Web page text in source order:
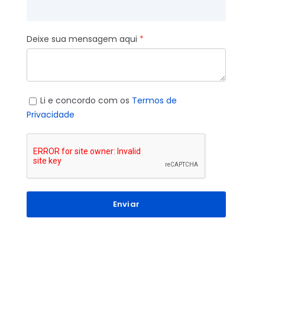
Deixe sua mensagem aqui
Li e concordo com os Termos de
Privacidade
Enviar